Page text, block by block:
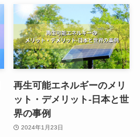
再生可能エネルギーのメリ
ット・デメリット-日本と世
界の事例
2024年1月23日